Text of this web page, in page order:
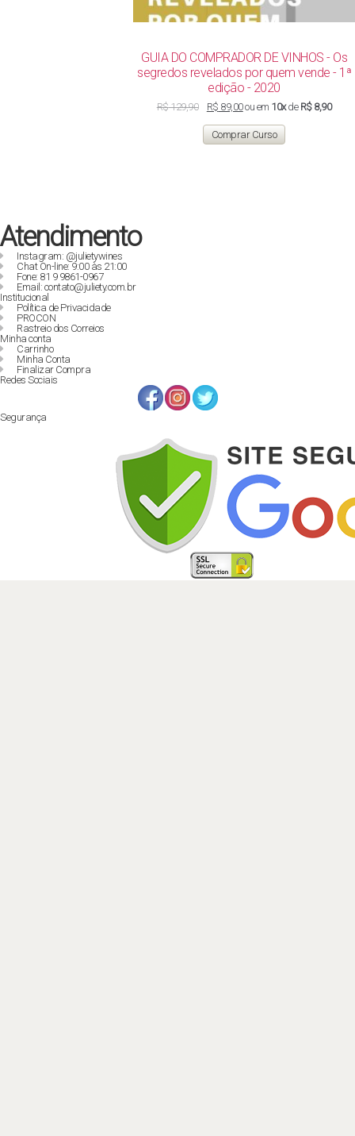
GUIA DO COMPRADOR DE VINHOS - Os
segredos revelados por quem vende - 1ª
edição - 2020
R$129,90
original
era:
R$ 129,90.
R$ 89,00O
atual
é:
R$ 89,00.
ou em 10xde R$ 8,90
Comprar Curso
Atendimento
Instagram: @julietywines
Chat On-line: 9:00 às 21:00
Fone: 81 9 9861-0967
Email: contato@juliety.com.br
Institucional
Política de Privacidade
PROCON
Rastreio dos Correios
Minha conta
Carrinho
Minha Conta
Finalizar Compra
Redes Sociais
Segurança